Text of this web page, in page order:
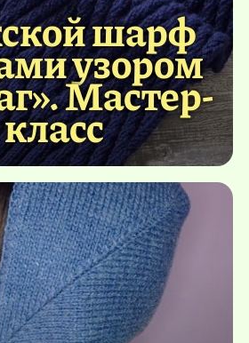
шарф
узором
Мастер-
класс